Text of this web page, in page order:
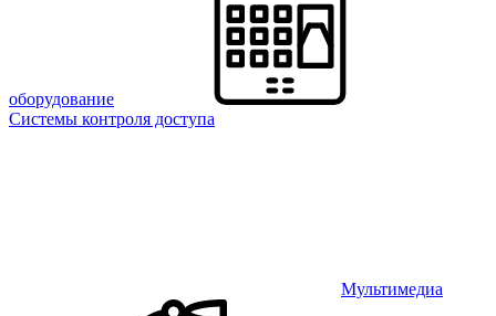
оборудование
Системы контроля доступа
Мультимедиа